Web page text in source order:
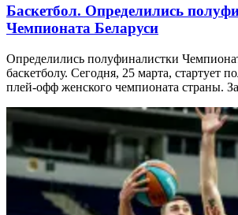
Баскетбол. Определились
Чемпионата Беларуси
Определились полуфиналистки
баскетболу. Сегодня, 25 марта, стартует
плей-офф женского чемпионата страны.